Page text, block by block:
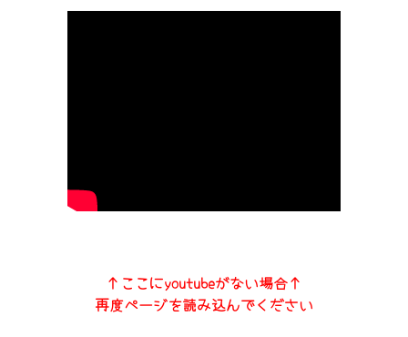
↑ここにyoutubeがない場合↑
再度ページを読み込んでください